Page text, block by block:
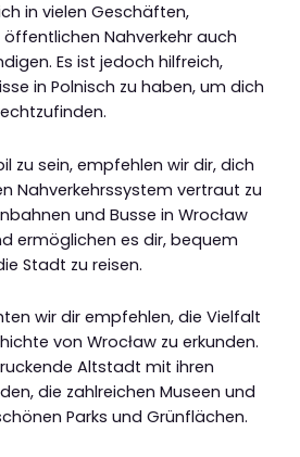
in vielen Geschäften,
Nahverkehr auch
Es ist jedoch hilfreich,
in Polnisch zu haben, um dich
zu sein, empfehlen wir dir, dich
Nahverkehrssystem vertraut zu
und Busse in Wrocław
ermöglichen es dir, bequem
Stadt zu reisen.
wir dir empfehlen, die Vielfalt
von Wrocław zu erkunden.
Altstadt mit ihren
die zahlreichen Museen und
Parks und Grünflächen.